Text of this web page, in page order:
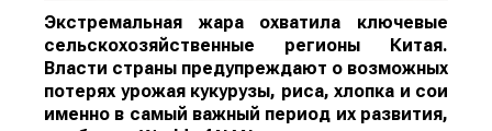
Экстремальная жара охватила ключевые
сельскохозяйственные регионы Китая.
Власти страны предупреждают о возможных
потерях урожая кукурузы, риса, хлопка и сои
именно в самый важный период их развития,